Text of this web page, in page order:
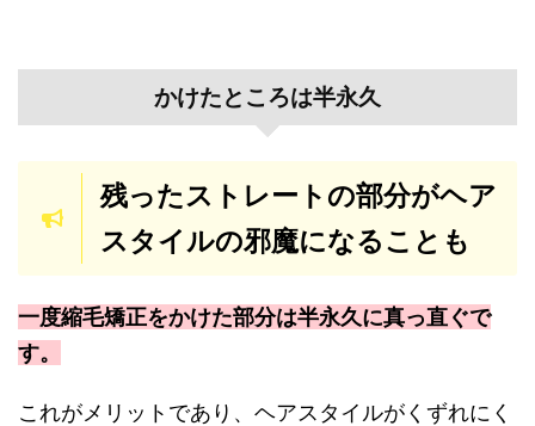
かけたところは半永久
残ったストレートの部分がヘア
スタイルの邪魔になることも
一度縮毛矯正をかけた部分は半永久に真っ直ぐで
す。
これがメリットであり、ヘアスタイルがくずれにく